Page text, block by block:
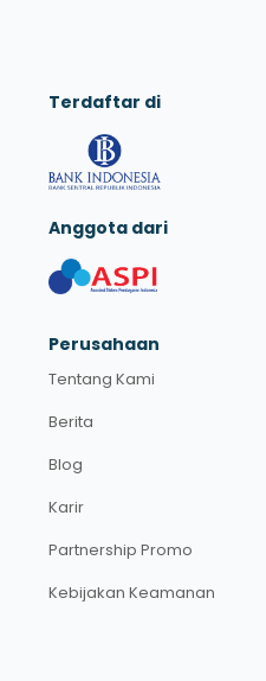
Terdaftar di
Anggota dari
Perusahaan
Tentang Kami
Berita
Blog
Karir
Partnership Promo
Kebijakan Keamanan